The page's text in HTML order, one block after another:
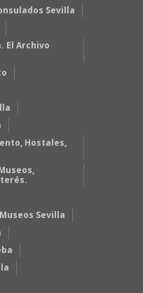
Sevilla
El Archivo
Hostales,
Museos Sevilla